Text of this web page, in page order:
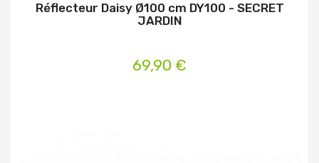
Réflecteur Daisy Ø100 cm DY100 - SECRET
JARDIN
69,90 €